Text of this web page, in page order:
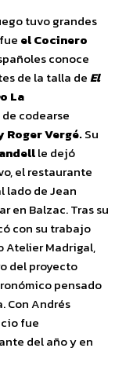
tuvo grandes
el Cocinero
conoce
de la talla deEl
o La
codearse
Roger Vergé.Su
le dejó
el restaurante
lado de Jean
en Balzac. Tras su
con su trabajo
Atelier Madrigal,
del proyecto
pensado
Con Andrés
fue
del año y en